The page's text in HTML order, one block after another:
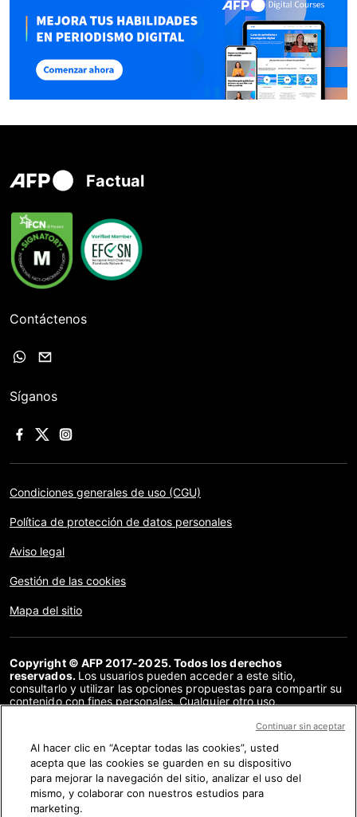
Factual
Contáctenos
Síganos
Condiciones generales de uso (CGU)
Política de protección de datos personales
Aviso legal
Gestión de las cookies
Mapa del sitio
Copyright © AFP 2017-2025. Todos los derechos
reservados. Los usuarios pueden acceder a este sitio,
consultarlo y utilizar las opciones propuestas para compartir su
contenido con fines personales. Cualquier otro uso,
distribución del contenido de este sitio, en su totalidad o en
acuerdo específico firmado con la AFP, está estrictamente
prohibido. Los elementos analizados en cada verificación se
presentan o se enlazan en tanto en cuanto son necesarios para
la correcta comprensión de la verificación en cuestión. La AFP
no cuenta con derechos sobre los autores ni sobre los
Al hacer clic en “Aceptar todas las cookies”, usted
acepta que las cookies se guarden en su dispositivo
para mejorar la navegación del sitio, analizar el uso del
mismo, y colaborar con nuestros estudios para
marketing.
Continuar sin aceptar